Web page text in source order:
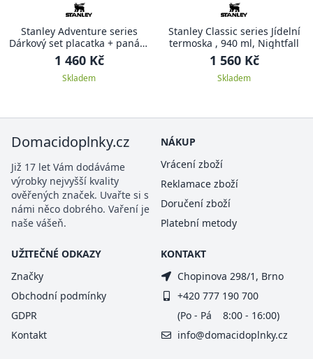
Stanley Adventure series
Dárkový set placatka + panáky
zelená ADVENTURE
1 460 Kč
Skladem
Stanley Classic series Jídelní
termoska , 940 ml, Nightfall
1 560 Kč
Skladem
Domacidoplnky.cz
Již 17 let Vám dodáváme
výrobky nejvyšší kvality
ověřených značek. Uvařte si s
námi něco dobrého. Vaření je
naše vášeň.
NÁKUP
Vrácení zboží
Reklamace zboží
Doručení zboží
Platební metody
UŽITEČNÉ ODKAZY
Značky
Obchodní podmínky
GDPR
Kontakt
KONTAKT
Chopinova 298/1, Brno
+420 777 190 700
(Po - Pá 8:00 - 16:00)
info@domacidoplnky.cz